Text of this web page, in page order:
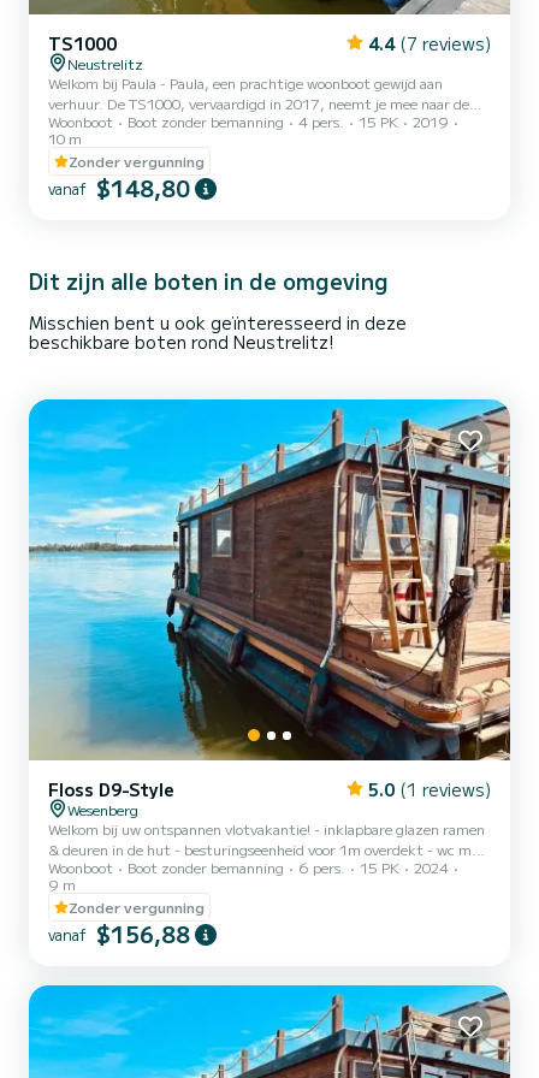
TS1000 4.4 (7 reviews)
Neustrelitz
Welkom bij Paula - Paula, een prachtige woonboot gewijd aan
verhuur. De TS1000, vervaardigd in 2017, neemt je mee naar de
mooiste ankerplaatsen van Neusrelitz. De boot heeft 2 volledig
uitgeruste hutten. comfort en een bootcapaciteit van 6 personen.
Met een totale lengte van 10 meter is hij uw beste bondgenoot voor
een bijzondere vakantie op het water in de omgeving van
Neusrelitz Deze TS1000 is uitgerust met 1 toilet met douche.
Woonboot Boot zonder bemanning 4 pers. 15 PK
2019
10 m
Zonder vergunning
vanaf $148,80
Dit zijn alle boten in de omgeving
Misschien bent u ook geïnteresseerd in deze
beschikbare boten rond Neustrelitz!
Floss D9-Style 5.0 (1 reviews)
Wesenberg
Welkom bij uw ontspannen vlotvakantie! - inklapbare glazen ramen
& deuren in de hut - besturingseenheid voor 1m overdekt - wc met
vaste toilet & wastafel - 250l water- & afvalwatertank, 70l
brandstoftank - keuken met koelkast, gasfornuis, gootsteen - 12V-
aansluiting en 230V-walstroomaansluiting - dak beloopbaar met 40
cm hoge rondom lopende reling en lounge - inclusief fishfinder &
echolood - inclusief radio met USB-aansluiting, Bluetooth en
Woonboot Boot zonder bemanning 6 pers. 15 PK
2024
9 m
Zonder vergunning
vanaf $156,88